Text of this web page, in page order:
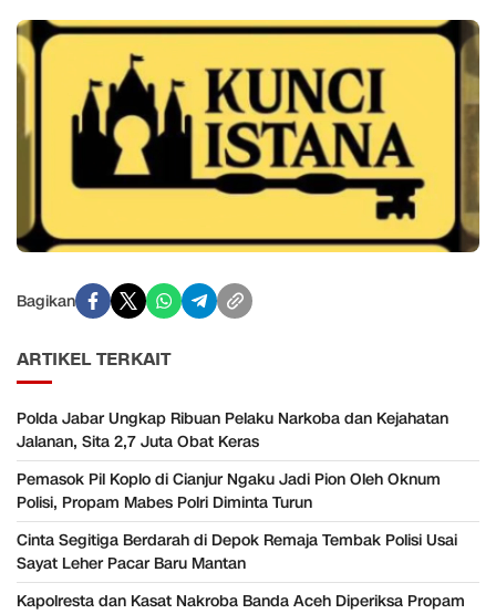
Bagikan
ARTIKEL TERKAIT
Polda Jabar Ungkap Ribuan Pelaku Narkoba dan Kejahatan
Jalanan, Sita 2,7 Juta Obat Keras
Pemasok Pil Koplo di Cianjur Ngaku Jadi Pion Oleh Oknum
Polisi, Propam Mabes Polri Diminta Turun
Cinta Segitiga Berdarah di Depok Remaja Tembak Polisi Usai
Sayat Leher Pacar Baru Mantan
Kapolresta dan Kasat Nakroba Banda Aceh Diperiksa Propam